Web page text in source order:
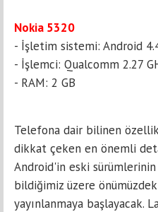
Nokia 5320
- İşletim sistemi: Android
- İşlemci: Qualcomm 2.27
- RAM: 2 GB
Telefona dair bilinen
dikkat çeken en önemli
Android'in eski sürümlerinin
bildiğimiz üzere
yayınlanmaya başlayacak.